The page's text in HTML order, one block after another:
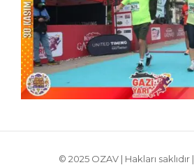
© 2025 OZAV | Hakları saklıdır |